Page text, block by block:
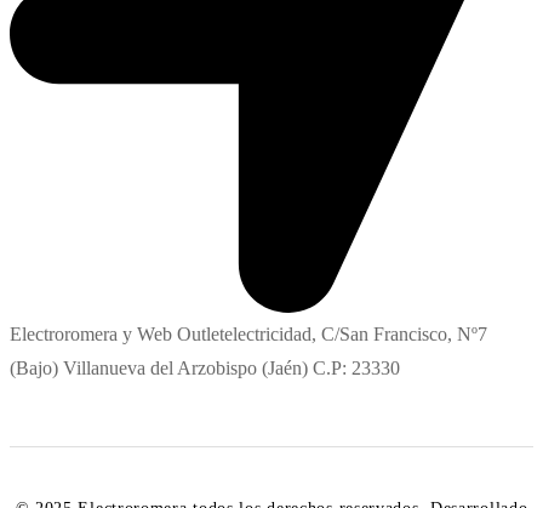
Electroromera y Web Outletelectricidad, C/San Francisco, Nº7
(Bajo) Villanueva del Arzobispo (Jaén) C.P: 23330